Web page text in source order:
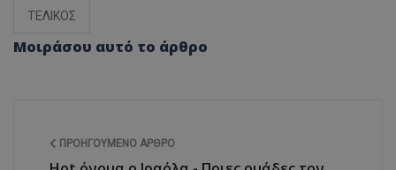
ΤΕΛΙΚΟΣ
Μοιράσου αυτό το άρθρο
ΠΡΟΗΓΟΎΜΕΝΟ ΆΡΘΡΟ